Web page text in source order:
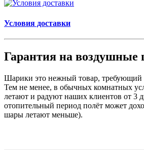
Условия доставки
Гарантия на
Шарики это нежный товар, требующий
Тем не менее, в обычных комнатных
летают и радуют наших клиентов от 3
отопительный период полёт может
шары летают меньше).